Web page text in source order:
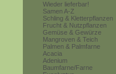
Wieder lieferbar!
Samen A-Z
Schling & Kletterpflanzen
Frucht & Nutzpflanzen
Gemüse & Gewürze
Mangroven & Teich
Palmen & Palmfarne
Acacia
Adenium
Baumfarne/Farne